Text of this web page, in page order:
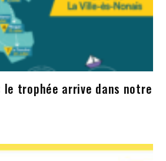
le trophée arrive dans notre